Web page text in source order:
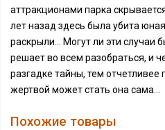
аттракционами парка
лет назад здесь была убита
раскрыли… Могут ли эти случаи
решает во всем разобраться, и
разгадке тайны, тем
жертвой может стать она сама...
Похожие товары